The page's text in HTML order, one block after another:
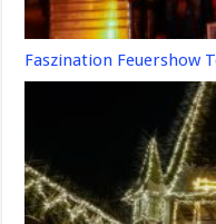
Faszination Feuershow